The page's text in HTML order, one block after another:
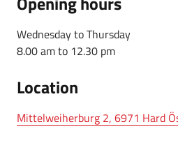
Wednesday to Thursday
8.00 am to 12.30 pm
Location
Mittelweiherburg 2, 6971 Hard